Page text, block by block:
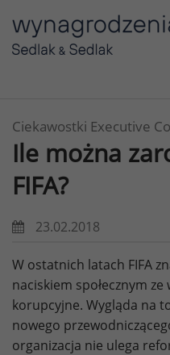
Ciekawostki Executive
Ile można
FIFA?
23.02.2018
W ostatnich latach FIFA
naciskiem społecznym
korupcyjne. Wygląda na
nowego
organizacja nie ulega